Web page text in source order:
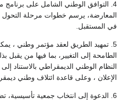
4. التوافق الوطني الشامل على
المعارضة، يرسم خطوات مرحلة التحول
في المستقبل.
5. تمهيد الطريق لعقد مؤتمر وطني ،
الطامحة إلى التغيير، بما فيها من يقبل
النظام الوطني الديمقراطي بالاستناد
الإعلان ، وعلى قاعدة ائتلاف وطني
6. الدعوة إلى انتخاب جمعية تأسيسية،